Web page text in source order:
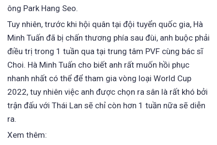
ông Park Hang Seo.
Tuy nhiên, trước khi hội quân tại đội tuyển quốc gia, Hà
Minh Tuấn đã bị chấn thương phía sau đùi, anh buộc phải
điều trị trong 1 tuần qua tại trung tâm PVF cùng bác sĩ
Choi. Hà Minh Tuấn cho biết anh rất muốn hồi phục
nhanh nhất có thể để tham gia vòng loại World Cup
2022, tuy nhiên việc anh được chọn ra sân là rất khó bởi
trận đấu với Thái Lan sẽ chỉ còn hơn 1 tuần nữa sẽ diễn
ra.
Xem thêm: